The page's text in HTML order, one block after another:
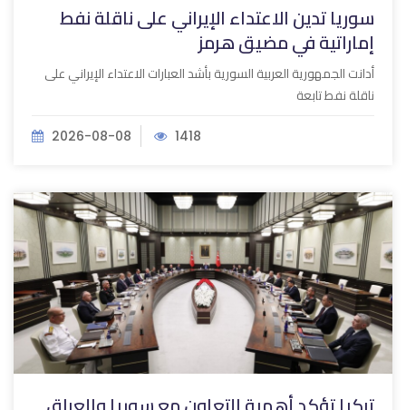
سوريا تدين الاعتداء الإيراني على ناقلة نفط
إماراتية في مضيق هرمز ‏
أدانت الجمهورية العربية السورية بأشد العبارات الاعتداء الإيراني على
‏ناقلة نفط تابعة
2026-08-08 1418